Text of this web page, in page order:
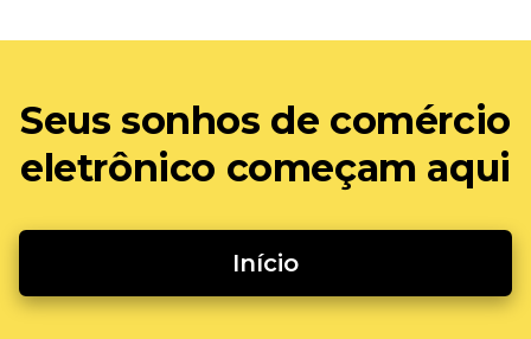
Seus sonhos de comércio
eletrônico começam aqui
Início